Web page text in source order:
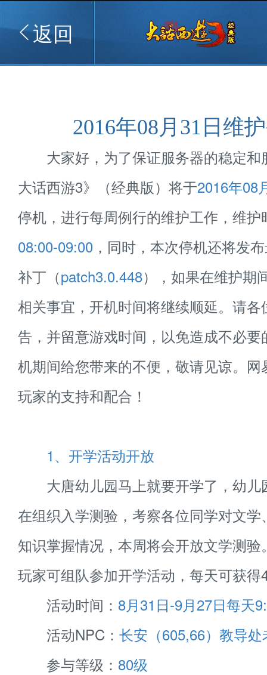
返回
2016年08月31日维
大家好，为了保证服务器的稳定和
大话西游3》（经典版）将于2016年08
停机，进行每周例行的维护工作，维护
08:00-09:00 ，同时，本次停机还将发
补丁（patch3.0.448），如果在维护期
相关事宜，开机时间将继续顺延。请各
告，并留意游戏时间，以免造成不必
机期间给您带来的不便，敬请见谅。
玩家的支持和配合！
1、开学活动开放
大唐幼儿园马上就要开学了，幼儿
在组织入学测验，考察各位同学对文
知识掌握情况，本周将会开放文学测
玩家可组队参加开学活动，每天可获得
活动时间： 8月31日-9月27日每天
活动NPC： 长安（605,66）教导处
参与等级： 80级